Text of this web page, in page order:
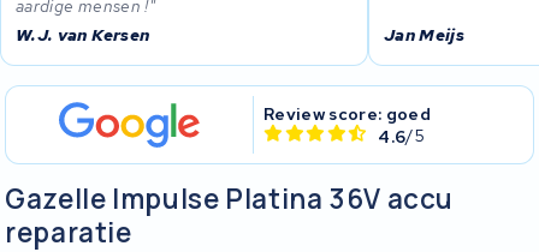
aardige mensen !
W.J. van Kersen
Jan Meijs
Review score: goed
4.6/5
Gazelle Impulse Platina 36V accu
reparatie